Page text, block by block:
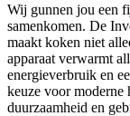
Wij gunnen jou een
samenkomen. De
maakt koken niet
apparaat verwarmt
energieverbruik en
keuze voor moderne
duurzaamheid en